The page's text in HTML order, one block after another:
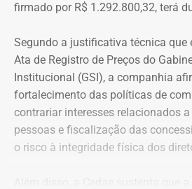
firmado por R$ 1.292.800,32, terá
Segundo a justificativa técnica que
Ata de Registro de Preços do
Institucional (GSI), a companhia
fortalecimento das políticas de
contrariar interesses relacionados
pessoas e fiscalização das
o risco à integridade física dos